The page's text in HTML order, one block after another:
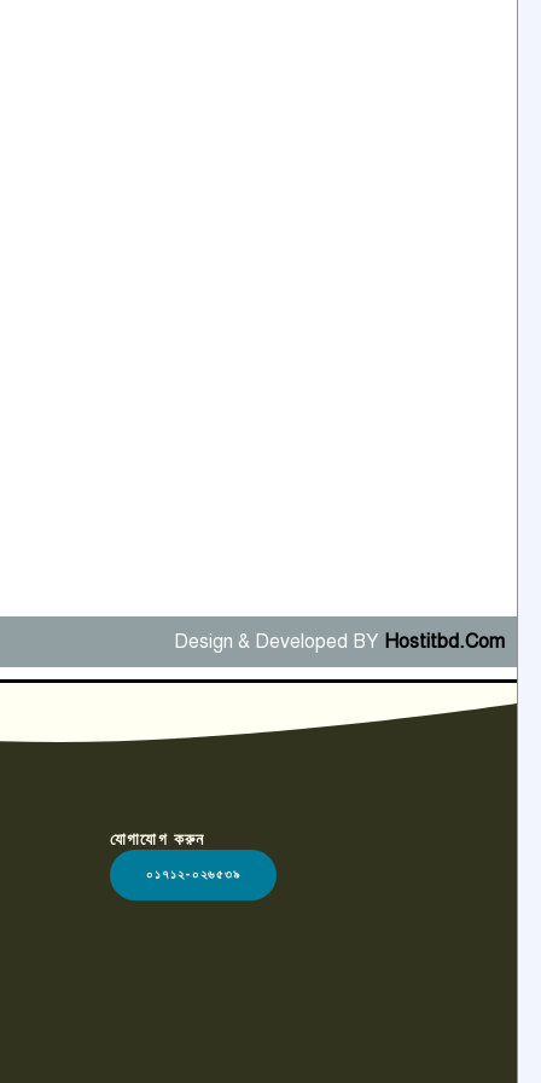
Design & Developed BY Hostitbd.Com
যোগাযোগ করুন
০১৭১২-০২৬৫৩৯